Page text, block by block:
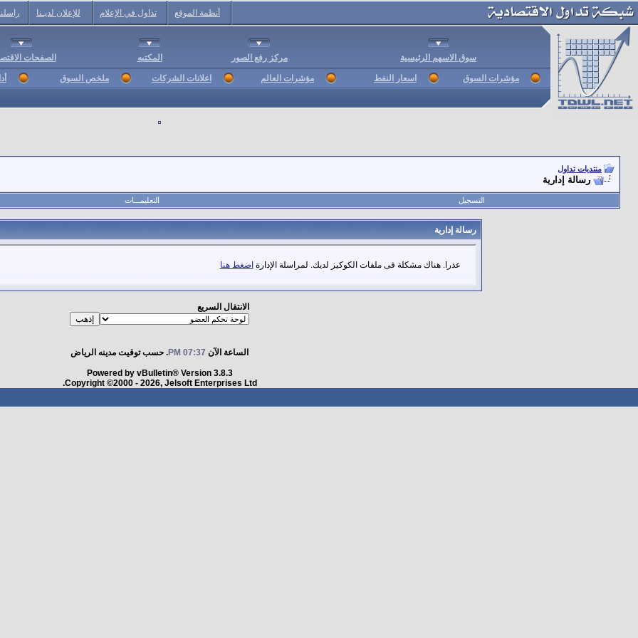
أنظمة الموقع تداول في الإعلام للإعلان لديـنا
سوق الاسهم الرئيسية مركز رفع الصور المكتبه الصفحات
مؤشرات السوق اسعار النفط مؤشرات العالم اعلانات الشركات ملخص السوق
منتديات تداول
رسالة إدارية
التسجيل التعليمـــات
رسالة إدارية
عذرا. هناك مشكلة فى ملفات الكوكيز لديك. لمراسلة الإدارة اضغط هنا
الانتقال السريع
الساعة الآن 07:37 PM . حسب توقيت مدينه الرياض
Powered by vBulletin® Version 3.8.3
Copyright ©2000 - 2026, Jelsoft Enterprises Ltd.